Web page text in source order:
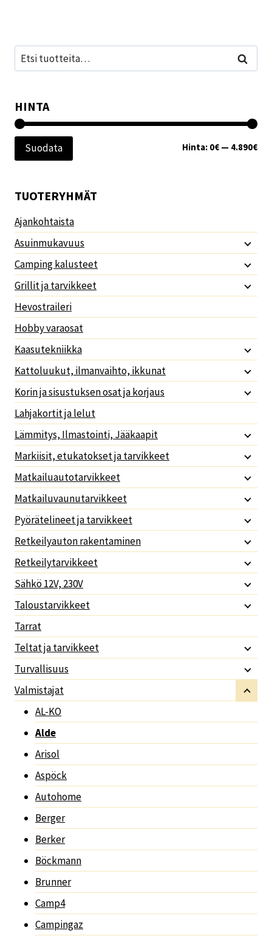
Etsi: Haku
HINTA
Suodata Hinta: 0€ — 4.890€
TUOTERYHMÄT
Ajankohtaista
Asuinmukavuus
Camping kalusteet
Grillit ja tarvikkeet
Hevostraileri
Hobby varaosat
Kaasutekniikka
Kattoluukut, ilmanvaihto, ikkunat
Korin ja sisustuksen osat ja korjaus
Lahjakortit ja lelut
Lämmitys, Ilmastointi, Jääkaapit
Markiisit, etukatokset ja tarvikkeet
Matkailuautotarvikkeet
Matkailuvaunutarvikkeet
Pyörätelineet ja tarvikkeet
Retkeilyauton rakentaminen
Retkeilytarvikkeet
Sähkö 12V, 230V
Taloustarvikkeet
Tarrat
Teltat ja tarvikkeet
Turvallisuus
Valmistajat
AL-KO
Alde
Arisol
Aspöck
Autohome
Berger
Berker
Böckmann
Brunner
Camp4
Campingaz